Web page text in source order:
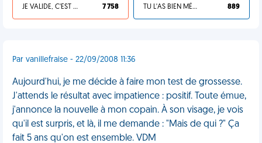
JE VALIDE, C'EST UNE VDM 7 758 TU L'AS BIEN MÉRITÉ 889
Par vanillefraise - 22/09/2008 11:36
Aujourd'hui, je me décide à faire mon test de grossesse.
J'attends le résultat avec impatience : positif. Toute émue,
j'annonce la nouvelle à mon copain. À son visage, je vois
qu'il est surpris, et là, il me demande : "Mais de qui ?" Ça
fait 5 ans qu'on est ensemble. VDM